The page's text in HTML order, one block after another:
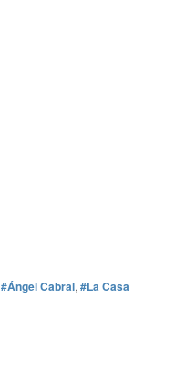
#Ángel Cabral, #La Casa